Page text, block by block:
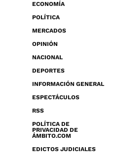
ECONOMÍA
POLÍTICA
MERCADOS
OPINIÓN
NACIONAL
DEPORTES
INFORMACIÓN GENERAL
ESPECTÁCULOS
RSS
POLÍTICA DE
PRIVACIDAD DE
ÁMBITO.COM
EDICTOS JUDICIALES